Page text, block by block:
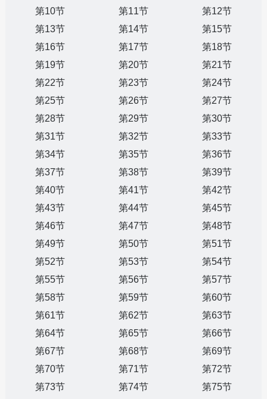
第10节
第11节
第12节
第13节
第14节
第15节
第16节
第17节
第18节
第19节
第20节
第21节
第22节
第23节
第24节
第25节
第26节
第27节
第28节
第29节
第30节
第31节
第32节
第33节
第34节
第35节
第36节
第37节
第38节
第39节
第40节
第41节
第42节
第43节
第44节
第45节
第46节
第47节
第48节
第49节
第50节
第51节
第52节
第53节
第54节
第55节
第56节
第57节
第58节
第59节
第60节
第61节
第62节
第63节
第64节
第65节
第66节
第67节
第68节
第69节
第70节
第71节
第72节
第73节
第74节
第75节